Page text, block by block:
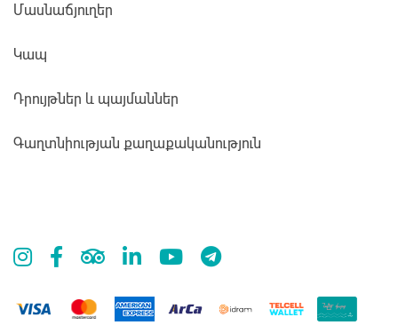
Մասնաճյուղեր
Կապ
Դրույթներ և պայմաններ
Գաղտնիության քաղաքականություն